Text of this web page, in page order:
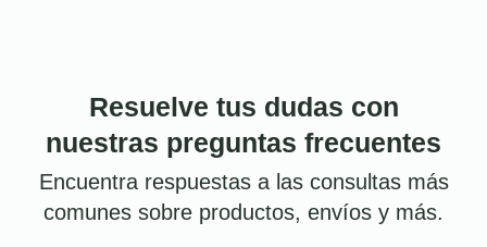
Resuelve tus dudas con
nuestras preguntas frecuentes
Encuentra respuestas a las consultas más
comunes sobre productos, envíos y más.